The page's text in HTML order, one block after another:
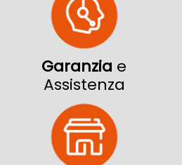
Garanzia e
Assistenza